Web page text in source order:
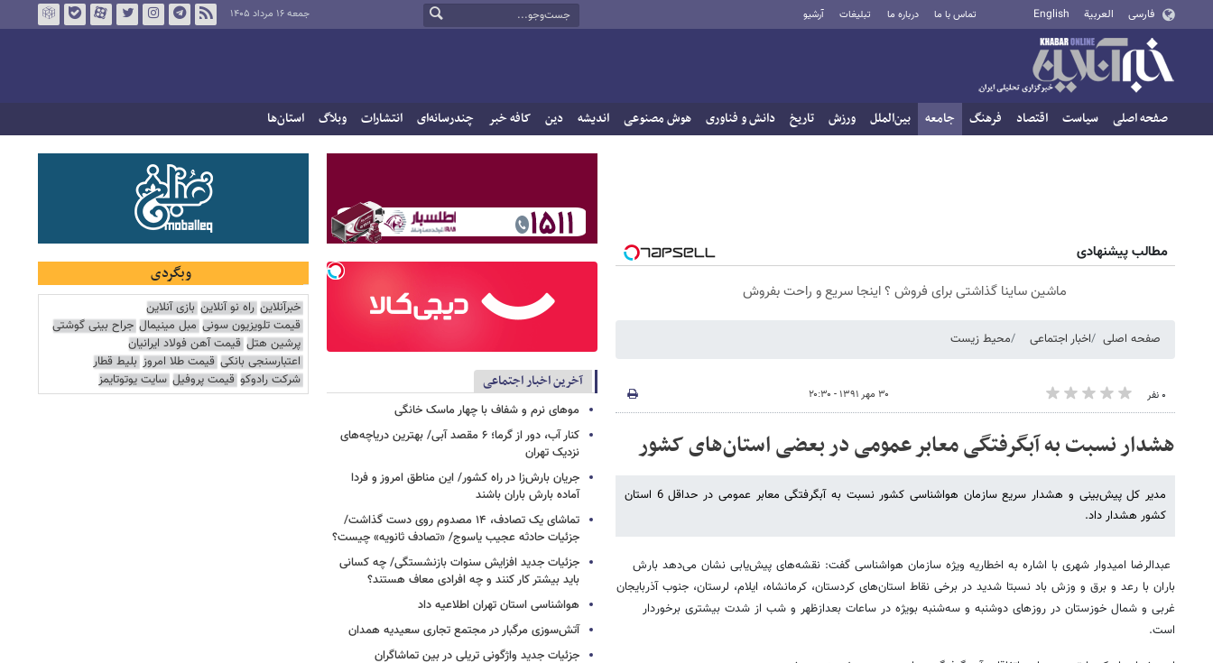
فارسی العربية English تماس با ما درباره ما تبلیغات آرشیو جمعه ۱۶ مرداد ۱۴۰۵
صفحه اصلی سیاست اقتصاد فرهنگ جامعه بین‌الملل ورزش تاریخ دانش و فناوری هوش مصنوعی اندیشه دین کافه خبر چندرسانه‌ای انتشارات وبلاگ استان‌ها
مطالب پیشنهادی
ماشین ساینا گذاشتی برای فروش ؟ اینجا سریع و راحت بفروش
صفحه اصلی اخبار اجتماعی محیط زیست
۰ نفر ۳۰ مهر ۱۳۹۱ - ۲۰:۳۰
هشدار نسبت به آبگرفتگی معابر عمومی در بعضی استان‌های کشور
مدیر کل پیش‌بینی و هشدار سریع سازمان هواشناسی کشور نسبت به آبگرفتگی معابر عمومی در حداقل 6 استان
کشور هشدار داد.
عبدالرضا امیدوار شهری با اشاره به اخطاریه ویژه سازمان هواشناسی گفت: نقشه‌های پیش‌یابی نشان می‌دهد بارش
باران با رعد و برق و وزش باد نسبتا شدید در برخی نقاط استان‌های کردستان، کرمانشاه، ایلام، لرستان، جنوب آذربایجان
غربی و شمال خوزستان در روزهای دوشنبه و سه‌شنبه بویژه در ساعات بعدازظهر و شب از شدت بیشتری برخوردار
است.
آخرین اخبار اجتماعی
موهای نرم و شفاف با چهار ماسک خانگی
کنار آب، دور از گرما؛ ۶ مقصد آبی/ بهترین دریاچه‌های
نزدیک تهران
جریان بارش‌زا در راه کشور/ این مناطق امروز و فردا
آماده بارش باران باشند
تماشای یک تصادف، ۱۴ مصدوم روی دست گذاشت/
جزئیات حادثه عجیب یاسوج/ «تصادف ثانویه» چیست؟
جزئیات جدید افزایش سنوات بازنشستگی/ چه کسانی
باید بیشتر کار کنند و چه افرادی معاف هستند؟
هواشناسی استان تهران اطلاعیه داد
آتش‌سوزی مرگبار در مجتمع تجاری سعیدیه همدان
جزئیات جدید واژگونی تریلی در بین تماشاگران
وبگردی
خبرآنلاین راه نو آنلاین بازی آنلاین
قیمت تلویزیون سونی مبل مینیمال جراح بینی گوشتی
پرشین هتل قیمت آهن فولاد ایرانیان
اعتبارسنجی بانکی قیمت طلا امروز بلیط قطار
شرکت رادوکو قیمت پروفیل سایت یوتوتایمز